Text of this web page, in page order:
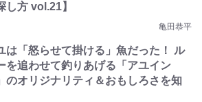
し方 vol.21】
亀田恭平
は「怒らせて掛ける」魚だった！ ル
を追わせて釣りあげる「アユイン
のオリジナリティ＆おもしろさを知